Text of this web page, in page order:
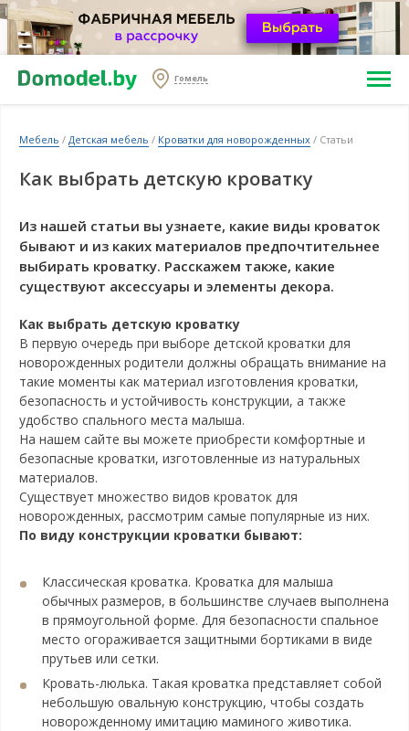
Гомель
Мебель / Детская мебель / Кроватки для новорожденных / Статьи
Как выбрать детскую кроватку
Из нашей статьи вы узнаете, какие виды кроваток
бывают и из каких материалов предпочтительнее
выбирать кроватку. Расскажем также, какие
существуют аксессуары и элементы декора.
Как выбрать детскую кроватку
В первую очередь при выборе детской кроватки для
новорожденных родители должны обращать внимание на
такие моменты как материал изготовления кроватки,
безопасность и устойчивость конструкции, а также
удобство спального места малыша.
На нашем сайте вы можете приобрести комфортные и
безопасные кроватки, изготовленные из натуральных
материалов.
Существует множество видов кроваток для
новорожденных, рассмотрим самые популярные из них.
По виду конструкции кроватки бывают:
Классическая кроватка. Кроватка для малыша
обычных размеров, в большинстве случаев выполнена
в прямоугольной форме. Для безопасности спальное
место огораживается защитными бортиками в виде
прутьев или сетки.
Кровать-люлька. Такая кроватка представляет собой
небольшую овальную конструкцию, чтобы создать
новорожденному имитацию маминого животика.